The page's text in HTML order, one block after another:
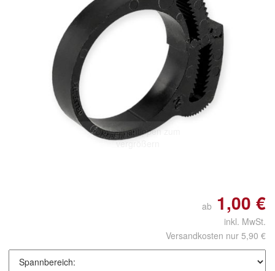
Doppelt antippen zum
vergrößern
ab 1,00 €
inkl. MwSt.
Versandkosten nur 5,90 €